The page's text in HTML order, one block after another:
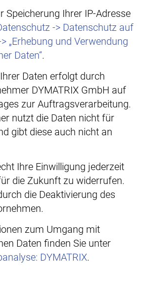
Speicherung Ihrer IP-Adresse
-> Datenschutz auf
„Erhebung und Verwendung
Daten“.
Daten erfolgt durch
DYMATRIX GmbH auf
zur Auftragsverarbeitung.
nutzt die Daten nicht für
gibt diese auch nicht an
Ihre Einwilligung jederzeit
die Zukunft zu widerrufen.
die Deaktivierung des
zum Umgang mit
Daten finden Sie unter
DYMATRIX.